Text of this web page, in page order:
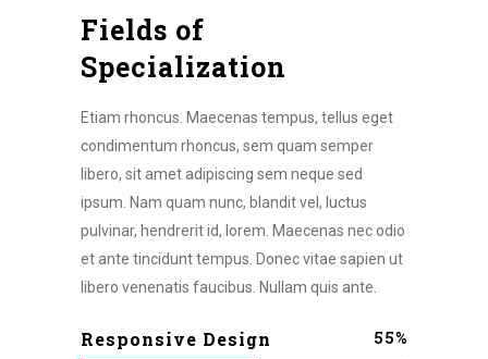
Fields of
Specialization
Etiam rhoncus. Maecenas tempus, tellus eget
condimentum rhoncus, sem quam semper
libero, sit amet adipiscing sem neque sed
ipsum. Nam quam nunc, blandit vel, luctus
pulvinar, hendrerit id, lorem. Maecenas nec odio
et ante tincidunt tempus. Donec vitae sapien ut
libero venenatis faucibus. Nullam quis ante.
Responsive Design 55%